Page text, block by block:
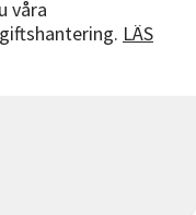
våra
LÄS